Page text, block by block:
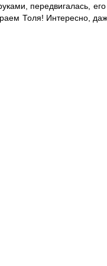
передвигалась, его
Толя! Интересно,